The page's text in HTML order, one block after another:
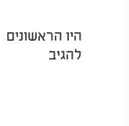
היו הראשונים
להגיב